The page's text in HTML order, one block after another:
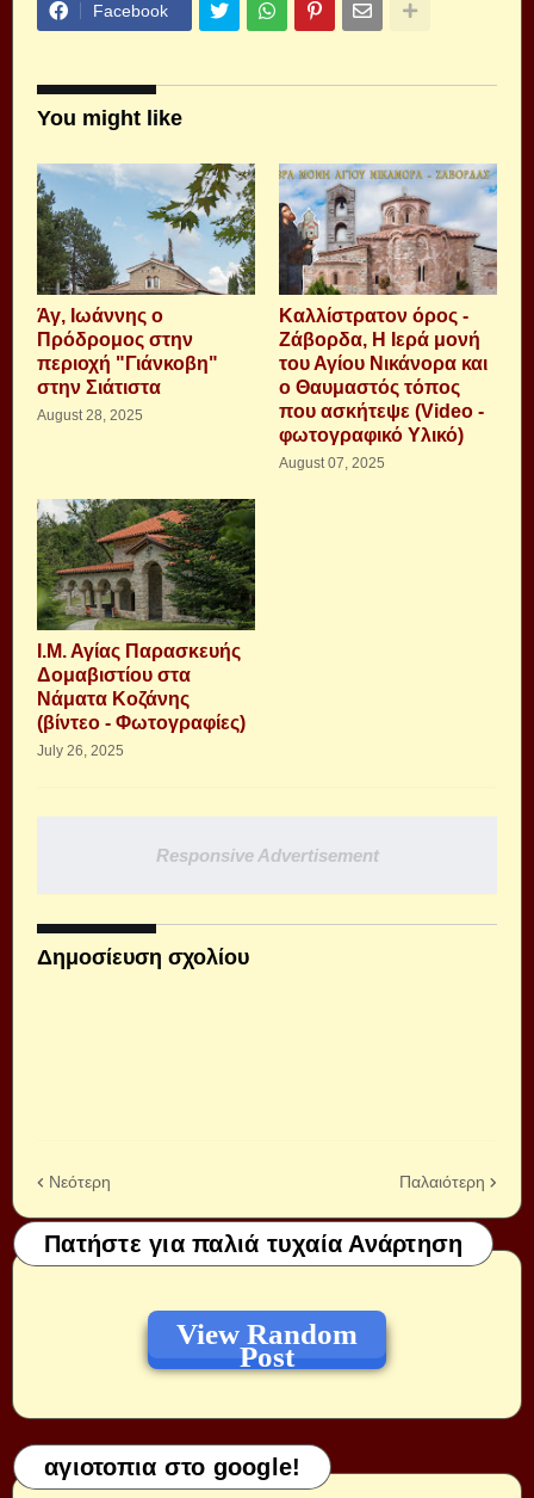
Facebook
You might like
Άγ, Ιωάννης ο
Πρόδρομος στην
περιοχή "Γιάνκοβη"
στην Σιάτιστα
August 28, 2025
Καλλίστρατον όρος -
Ζάβορδα, Η Ιερά μονή
του Αγίου Νικάνορα και
ο Θαυμαστός τόπος
που ασκήτεψε (Video -
φωτογραφικό Υλικό)
August 07, 2025
Ι.Μ. Αγίας Παρασκευής
Δομαβιστίου στα
Νάματα Κοζάνης
(βίντεο - Φωτογραφίες)
July 26, 2025
Responsive Advertisement
Δημοσίευση σχολίου
Νεότερη Παλαιότερη
Πατήστε για παλιά τυχαία Ανάρτηση
View Random
Post
αγιοτοπια στο google!